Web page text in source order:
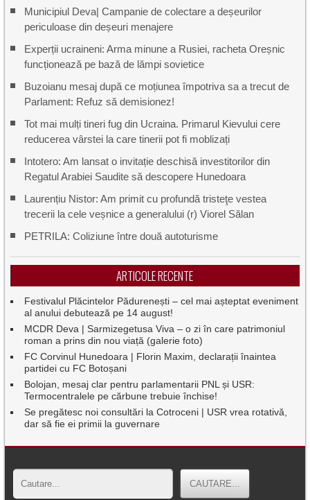
Municipiul Deva| Campanie de colectare a deșeurilor
periculoase din deșeuri menajere
Experții ucraineni: Arma minune a Rusiei, racheta Oreșnic
funcționează pe bază de lămpi sovietice
Buzoianu mesaj după ce moțiunea împotriva sa a trecut de
Parlament: Refuz să demisionez!
Tot mai mulți tineri fug din Ucraina. Primarul Kievului cere
reducerea vârstei la care tinerii pot fi moblizați
Intotero: Am lansat o invitație deschisă investitorilor din
Regatul Arabiei Saudite să descopere Hunedoara
Laurențiu Nistor: Am primit cu profundă tristeţe vestea
trecerii la cele veșnice a generalului (r) Viorel Sălan
PETRILA: Coliziune între două autoturisme
ARTICOLE RECENTE
Festivalul Plăcintelor Pădurenești – cel mai așteptat eveniment
al anului debutează pe 14 august!
MCDR Deva | Sarmizegetusa Viva – o zi în care patrimoniul
roman a prins din nou viață (galerie foto)
FC Corvinul Hunedoara | Florin Maxim, declarații înaintea
partidei cu FC Botoșani
Bolojan, mesaj clar pentru parlamentarii PNL și USR:
Termocentralele pe cărbune trebuie închise!
Se pregătesc noi consultări la Cotroceni | USR vrea rotativă,
dar să fie ei primii la guvernare